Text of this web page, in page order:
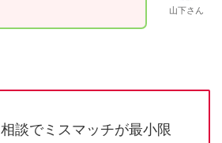
山下さん
談でミスマッチが最小限